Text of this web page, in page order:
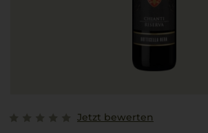
Jetzt bewerten